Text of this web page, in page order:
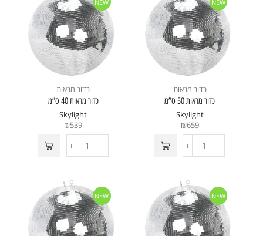
NEW
כדור מראות
כדור מראות 50 ס”מ
Skylight
₪659
NEW
כדור מראות
כדור מראות 40 ס”מ
Skylight
₪539
NEW
NEW